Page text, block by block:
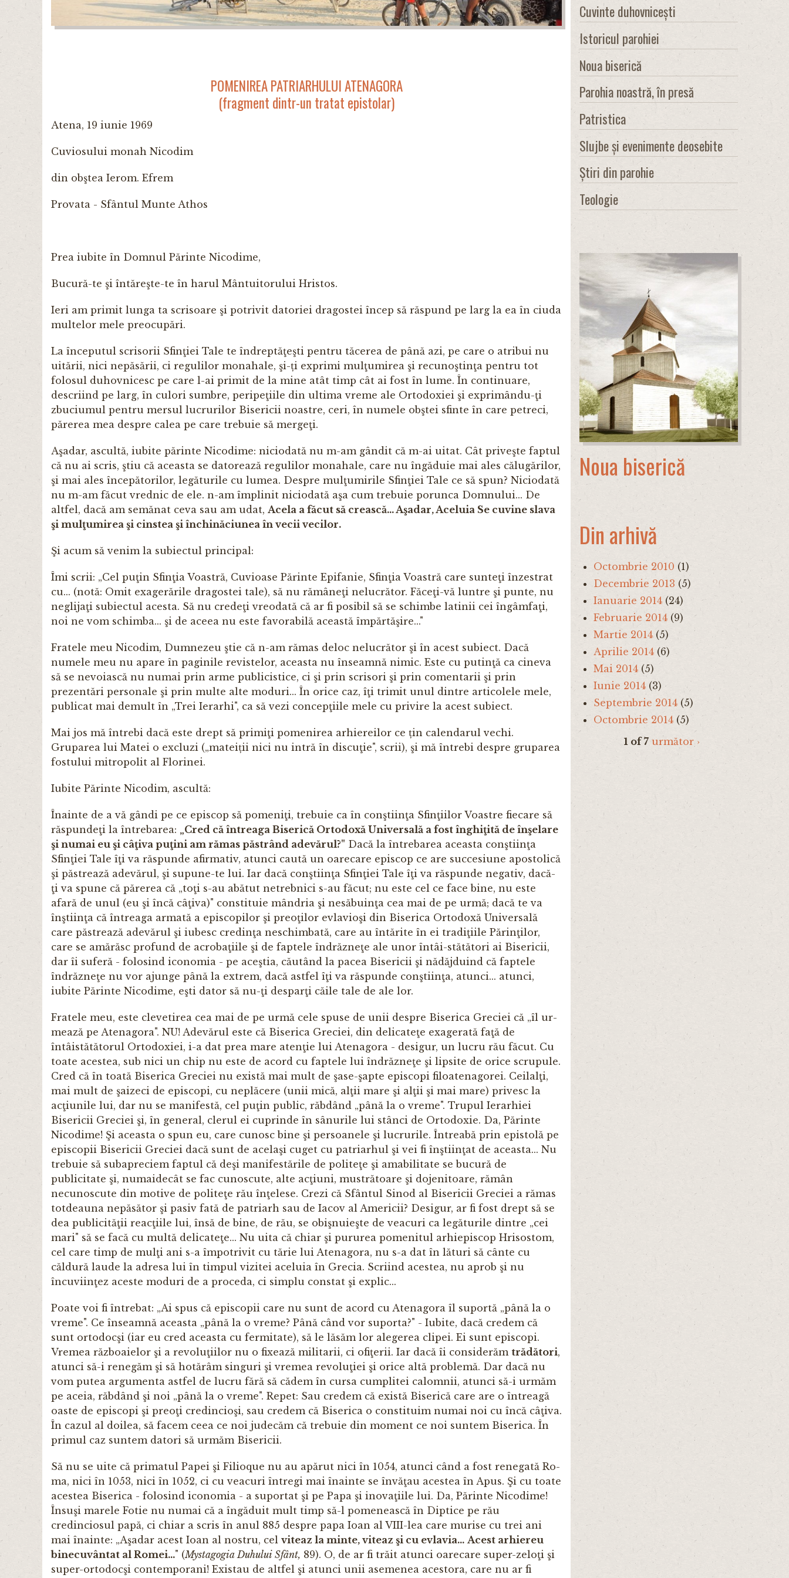
POMENIREA PATRIARHULUI ATENAGORA
(fragment dintr-un tratat epistolar)
Atena, 19 iunie 1969
Cuviosului monah Nicodim
din obştea Ierom. Efrem
Provata - Sfântul Munte Athos
Prea iubite în Domnul Părinte Nicodime,
Bucură-te şi întăreşte-te în harul Mântuitorului Hristos.
Ieri am primit lunga ta scrisoare şi potrivit dato­riei dragostei încep să răspund pe larg la ea în ciuda
multelor mele preocupări.
La începutul scrisorii Sfinţiei Tale te îndreptăţeşti pentru tăcerea de până azi, pe care o atribui nu
uită­rii, nici nepăsării, ci regulilor monahale, şi-ți exprimi mulţumirea şi recunoştinţa pentru tot
folosul duhov­nicesc pe care l-ai primit de la mine atât timp cât ai fost în lume. În continuare,
descriind pe larg, în culori sumbre, peripeţiile din ultima vreme ale Ortodoxiei şi exprimându-ţi
zbuciumul pentru mersul lucrurilor Bi­sericii noastre, ceri, în numele obştei sfinte în care petreci,
părerea mea despre calea pe care trebuie să mergeţi.
Aşadar, ascultă, iubite părinte Nicodime: niciodată nu m-am gândit că m-ai uitat. Cât priveş­te faptul
că nu ai scris, ştiu că aceasta se datorează regulilor monahale, care nu îngăduie mai ales călugă­rilor,
şi mai ales începătorilor, legăturile cu lumea. Despre mulţumirile Sfinţiei Tale ce să spun? Niciodată
nu m-am făcut vrednic de ele. n-am împlinit niciodată aşa cum trebuie porunca Domnului... De
altfel, dacă am semănat ceva sau am udat, Acela a făcut să creas­că... Aşadar, Aceluia Se cuvine slava
şi mulţumirea şi cinstea şi închinăciunea în vecii vecilor.
Şi acum să venim la subiectul principal:
Îmi scrii: „Cel puţin Sfinţia Voastră, Cuvioase Părin­te Epifanie, Sfinţia Voastră care sunteţi înzestrat
cu... (notă: Omit exagerările dragostei tale), să nu rămâ­neţi nelucrător. Făceţi-vă luntre şi punte, nu
neglijaţi subiectul acesta. Să nu credeţi vreodată că ar fi posi­bil să se schimbe latinii cei îngâmfaţi,
noi ne vom schimba... şi de aceea nu este favorabilă această împărtăşire..."
Fratele meu Nicodim, Dumnezeu ştie că n-am ră­mas deloc nelucrător şi în acest subiect. Dacă
numele meu nu apare în paginile revistelor, aceasta nu înseam­nă nimic. Este cu putinţă ca cineva
să se nevoiască nu numai prin arme publicistice, ci şi prin scrisori şi prin comentarii şi prin
prezentări personale şi prin multe alte moduri... În orice caz, îţi trimit unul dintre artico­lele mele,
publicat mai demult în „Trei Ierarhi", ca să vezi concepţiile mele cu privire la acest subiect.
Mai jos mă întrebi dacă este drept să primiţi po­menirea arhiereilor ce țin calendarul vechi.
Gruparea lui Matei o excluzi („mateiții nici nu intră în discuţie", scrii), şi mă întrebi despre gruparea
fostului mitropo­lit al Florinei.
Iubite Părinte Nicodim, ascultă:
Înainte de a vă gândi pe ce episcop să pomeniţi, trebuie ca în conştiinţa Sfinţiilor Voastre fiecare să
răspundeţi la întrebarea: „Cred că întreaga Biserică Ortodoxă Universală a fost înghiţită de înşelare
şi nu­mai eu şi câţiva puţini am rămas păstrând adevărul?" Dacă la întrebarea aceasta conştiinţa
Sfinţiei Tale îţi va răspunde afirmativ, atunci caută un oarecare epis­cop ce are succesiune apostolică
şi păstrează adevă­rul, şi supune-te lui. Iar dacă conştiinţa Sfinţiei Tale îţi va răspunde negativ, dacă-
ţi va spune că părerea că „toţi s-au abătut netrebnici s-au făcut; nu este cel ce face bine, nu este
afară de unul (eu şi încă câţiva)" constituie mândria şi nesăbuinţa cea mai de pe urmă; dacă te va
înştiinţa că întreaga armată a episcopilor şi preoţilor evlavioşi din Biserica Ortodoxă Universală
care păstrează adevărul şi iubesc credinţa neschim­bată, care au întărite în ei tradiţiile Părinţilor,
care se amărăsc profund de acrobaţiile şi de faptele îndrăzne­ţe ale unor întâi-stătători ai Bisericii,
dar îi suferă - folosind iconomia - pe aceştia, căutând la pacea Bi­sericii şi nădăjduind că faptele
îndrăzneţe nu vor ajunge până la extrem, dacă astfel îţi va răspunde conştiinţa, atunci... atunci,
iubite Părinte Nicodime, eşti dator să nu-ţi desparţi căile tale de ale lor.
Fratele meu, este clevetirea cea mai de pe urmă cele spuse de unii despre Biserica Greciei că „îl ur­
mează pe Atenagora". NU! Adevărul este că Biserica Greciei, din delicateţe exagerată faţă de
întâistătătorul Ortodoxiei, i-a dat prea mare atenţie lui Atenagora - desigur, un lucru rău făcut. Cu
toate acestea, sub nici un chip nu este de acord cu faptele lui îndrăzneţe şi lipsite de orice scrupule.
Cred că în toată Biserica Greciei nu există mai mult de şase-şapte episcopi filoatenagorei. Ceilalţi,
mai mult de şaizeci de epis­copi, cu neplăcere (unii mică, alţii mare şi alţii şi mai mare) privesc la
acţiunile lui, dar nu se manifestă, cel puţin public, răbdând „până la o vreme". Trupul Ie­rarhiei
Bisericii Greciei şi, în general, clerul ei cuprin­de în sânurile lui stânci de Ortodoxie. Da, Părinte
Nicodime! Şi aceasta o spun eu, care cunosc bine şi persoanele şi lucrurile. Întreabă prin epistolă pe
epis­copii Bisericii Greciei dacă sunt de acelaşi cuget cu patriarhul şi vei fi înştiinţat de aceasta... Nu
trebuie să subapreciem faptul că deşi manifestările de polite­ţe şi amabilitate se bucură de
publicitate şi, numai­decât se fac cunoscute, alte acţiuni, mustrătoare şi dojenitoare, rămân
necunoscute din motive de poli­teţe rău înţelese. Crezi că Sfântul Sinod al Bisericii Greciei a rămas
totdeauna nepăsător şi pasiv fată de patriarh sau de Iacov al Americii? Desigur, ar fi fost drept să se
dea publicităţii reacţiile lui, însă de bine, de rău, se obişnuieşte de veacuri ca legăturile dintre „cei
mari" să se facă cu multă delicateţe... Nu uita că chiar şi pururea pomenitul arhiepiscop Hrisostom,
cel care timp de mulţi ani s-a împotrivit cu tărie lui Atenagora, nu s-a dat în lături să cânte cu
căldură la­ude la adresa lui în timpul vizitei aceluia în Grecia. Scriind acestea, nu aprob şi nu
încuviinţez aceste moduri de a proceda, ci simplu constat şi explic...
Poate voi fi întrebat: „Ai spus că episcopii care nu sunt de acord cu Atenagora îl suportă „până la o
vreme". Ce înseamnă aceasta „până la o vreme? Până când vor suporta?" - Iubite, dacă credem că
sunt ortodocşi (iar eu cred aceasta cu fermitate), să le lăsăm lor alegerea clipei. Ei sunt episcopi.
Vremea războaielor şi a revoluţiilor nu o fixează militarii, ci ofiţerii. Iar dacă îi considerăm trădători,
atunci să-i renegăm şi să hotărâm singuri şi vremea revoluţiei şi orice altă problemă. Dar dacă nu
vom putea argu­menta astfel de lucru fără să cădem în cursa cumpli­tei calomnii, atunci să-i urmăm
pe aceia, răbdând şi noi „până la o vreme". Repet: Sau credem că există Biserică care are o întreagă
oaste de episcopi şi preoţi credincioşi, sau credem că Biserica o constituim nu­mai noi cu încă câţiva.
În cazul al doilea, să facem ceea ce noi judecăm că trebuie din moment ce noi suntem Biserica. În
primul caz suntem datori să ur­măm Bisericii.
Să nu se uite că primatul Papei şi Filioque nu au apărut nici în 1054, atunci când a fost renegată Ro­
ma, nici în 1053, nici în 1052, ci cu veacuri întregi mai înainte se învăţau acestea în Apus. Şi cu toate
acestea Biserica - folosind iconomia - a suportat şi pe Papa şi inovaţiile lui. Da, Părinte Nicodime!
Însuşi marele Fotie nu numai că a îngăduit mult timp să-l pomenească în Diptice pe rău
credinciosul papă, ci chiar a scris în anul 885 despre papa Ioan al VIII-lea care murise cu trei ani
mai înainte: „Aşadar acest Ioan al nostru, cel viteaz la minte, viteaz şi cu evla­via... Acest arhiereu
binecuvântat al Romei..." (Mystagogia Duhului Sfânt, 89). O, de ar fi trăit atunci oarecare super-zeloţi şi
super-ortodocşi contemporani! Existau de altfel şi atunci unii asemenea acestora, care nu ar fi
Cuvinte duhovnicești
Istoricul parohiei
Noua biserică
Parohia noastră, în presă
Patristica
Slujbe și evenimente deosebite
Știri din parohie
Teologie
Noua biserică
Din arhivă
Octombrie 2010 (1)
Decembrie 2013 (5)
Ianuarie 2014 (24)
Februarie 2014 (9)
Martie 2014(5)
Aprilie 2014 (6)
Mai 2014 (5)
Iunie 2014 (3)
Septembrie 2014 (5)
Octombrie 2014 (5)
1 of 7 următor ›